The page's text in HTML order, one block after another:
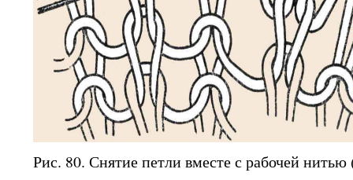
Рис. 80. Снятие петли вместе с рабочей